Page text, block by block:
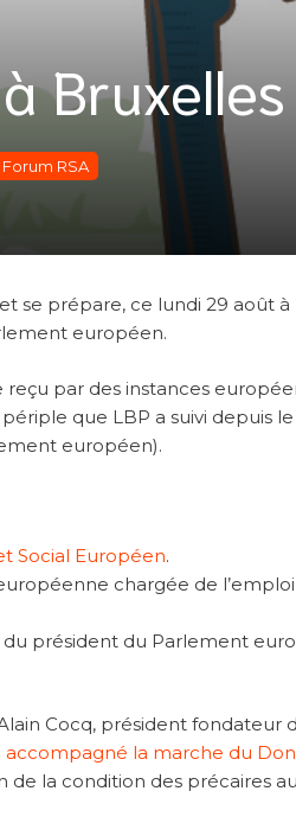
Bruxelles
Forum RSA
se prépare, ce lundi 29 août à
européen.
par des instances
que LBP a suivi depuis
européen).
Social Européen.
chargée de
président du Parlement
Cocq, président fondateur
accompagné la marche du
la condition des précaires